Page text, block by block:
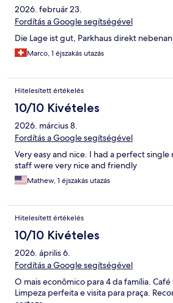
2026. február 23.
Fordítás a Google segítségével
Die Lage ist gut, Parkhaus direkt
Marco, 1 éjszakás utazás
Hitelesített értékelés
10/10 Kivételes
2026. március 8.
Fordítás a Google segítségével
Very easy and nice. I had a perfect
staff were very nice and friendly
Mathew, 1 éjszakás utazás
Hitelesített értékelés
10/10 Kivételes
2026. április 6.
Fordítás a Google segítségével
O mais econômico para 4 da família.
Limpeza perfeita e visita para praça.